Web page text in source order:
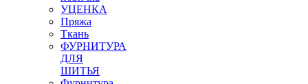
УЦЕНКА
Пряжа
Ткань
ФУРНИТУРА
ДЛЯ
ШИТЬЯ